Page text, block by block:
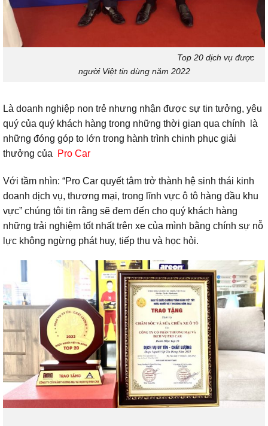
Top 20 dịch vụ được
người Việt tin dùng năm 2022
Là doanh nghiệp non trẻ nhưng nhận được sự tin tưởng, yêu
quý của quý khách hàng trong những thời gian qua chính là
những đóng góp to lớn trong hành trình chinh phục giải
thưởng của
Pro Car
Với tầm nhìn: “Pro Car quyết tâm trở thành hệ sinh thái kinh
doanh dịch vụ, thương mại, trong lĩnh vực ô tô hàng đầu khu
vực” chúng tôi tin rằng sẽ đem đến cho quý khách hàng
những trải nghiệm tốt nhất trên xe của mình bằng chính sự nỗ
lực không ngừng phát huy, tiếp thu và học hỏi.